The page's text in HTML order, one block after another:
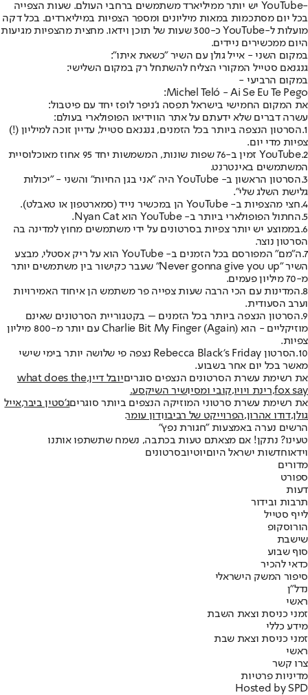
-YouTube יש יותר ממיליארד משתמשים ברחבי העולם. שעות הצפייה
בכל יום מסתכמות במאות מיליונים ומספר הצפיות במיליארדים. בכל דקה
מועלות ל-YouTube כ-300 שעות של תוכן וידאו. מחצית מהצפיות מגיעות
היום ממכשירים ניידים.
במקום השני - אייל גולן עם השיר "כשאת איתו":
גנגנאם סטייל המקורי הצליח להשתחל רק במקום השלישי:
במקום הרביעי -
Michel Teló - Ai Se Eu Te Pego:
את המקום החמישי בישראל תפסה ג'ניפר לופז יחד עם פיטבול:
עשרה דברים שלא ידעתם על אתר הווידיאו הפופולארי בעולם:
1. הסרטון הנצפה ביותר בכל הזמנים, גנגנאם סטייל, עדיין זוכה למיליון (!)
צפיות מדי יום.
2.YouTube זמין ב-76 שפות שונות, המשמשות יחד 95 אחוז מאוכלוסיית
המשתמשים באינטרנט.
3.הסרטון הראשון ב- YouTube היה "אני בגן החיות" והשני - "יכולות
גלישת השלג שלי".
4.חצי מהצפיות ב- YouTube הן במכשיר נייד (סמארטפון או טאבלט).
5.החתול הפופולארי ביותר ב- YouTube הוא Nyan Cat.
6.בממוצע יש יותר צפיות בסרטונים על ידי משתמשים מחוץ למדינה בה
הסרטון נוצר.
7.ה"מם" המפורסם בכל הזמנים ב- YouTube הוא על ריק אסטלי, מבצע
השיר "Never gonna give you up" שעבר כקישור בין משתמשים יותר
מ-70 מיליון פעמים.
8.המדינות עם הכי הרבה שעות צפייה פר משתמש הן איחוד האמירויות
וערב הסעודית.
9.הסרטון הנצפה ביותר בכל הזמנים – בקטגוריית הסרטונים שאינם
מוזיקליים - הוא Charlie Bit My Finger (Again) עם יותר מ-800 מיליון
צפיות.
10.הסרטון Rebecca Black's Friday נצפה פי שלושה יותר בימי שישי
מאשר בכל יום אחר בשבוע.
את רשימת עשרת הסרטונים הנצפים סוגריםיובל דיין,
what does the
fox say
,רינת ויויו,קובי ומסיושיר השיקסע.
את רשימת עשרת סרטוני המוזיקה הנצפים ביותר סוגריםג'סטין ביבר,אייל
גולן,דודו אהרון,הפרוייקט של רביבוודון עומר.
הרשים נערה באמצעות "חגורת נפץ"
טעינו? נתקן! אם מצאתם טעות בכתבה, נשמח שתשתפו אותנו
וידאוחדשות ישראל היוםיוטיובסרטונים
מדורים
ספורט
דעות
תרבות ובידור
לייף סטייל
הורוסקופ
שישבת
סוף שבוע
כדאי להכיר
סיפור המשק הישראלי
נדל"ן
ראשי
זמני כניסת וצאת השבת
מידע כללי
זמני כניסת וצאת שבת
ראשי
צרו קשר
מדיניות פרטיות
Hosted by SPD